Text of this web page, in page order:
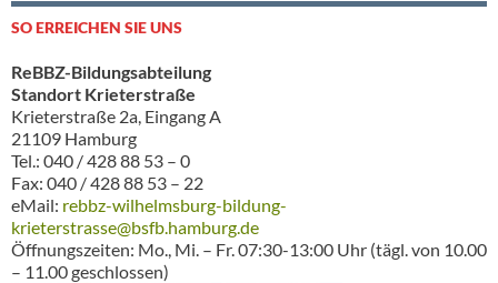
SO ERREICHEN SIE UNS
ReBBZ-Bildungsabteilung
Standort Krieterstraße
Krieterstraße 2a, Eingang A
21109 Hamburg
Tel.: 040 / 428 88 53 – 0
Fax: 040 / 428 88 53 – 22
eMail: rebbz-wilhelmsburg-bildung-
krieterstrasse@bsfb.hamburg.de
Öffnungszeiten: Mo., Mi. – Fr. 07:30-13:00 Uhr (tägl. von 10.00
– 11.00 geschlossen)